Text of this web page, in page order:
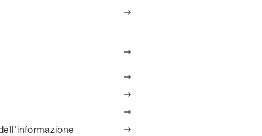





